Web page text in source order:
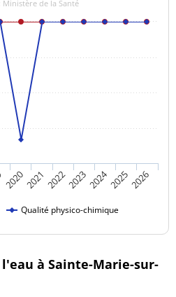
de la Santé
Qualité physico-chimique
2020202120222023202420252026
à Sainte-Marie-sur-